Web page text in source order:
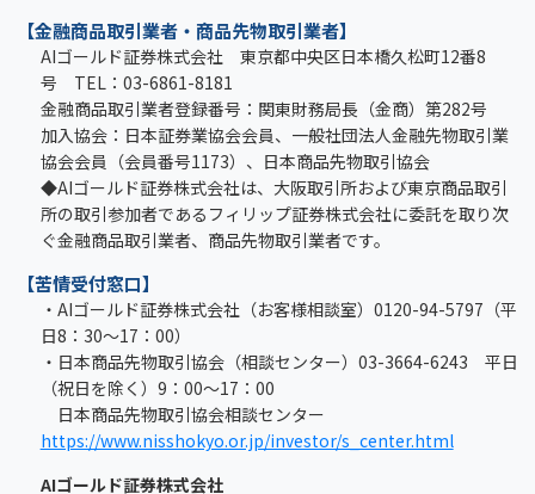
【金融商品取引業者・商品先物取引業者】
AIゴールド証券株式会社 東京都中央区日本橋久松町12番8
号 TEL：03-6861-8181
金融商品取引業者登録番号：関東財務局長（金商）第282号
加入協会：日本証券業協会会員、一般社団法人金融先物取引業
協会会員（会員番号1173）、日本商品先物取引協会
◆AIゴールド証券株式会社は、大阪取引所および東京商品取引
所の取引参加者であるフィリップ証券株式会社に委託を取り次
ぐ金融商品取引業者、商品先物取引業者です。
【苦情受付窓口】
・AIゴールド証券株式会社（お客様相談室）0120-94-5797（平
日8：30～17：00）
・日本商品先物取引協会（相談センター）03-3664-6243 平日
（祝日を除く）9：00～17：00
日本商品先物取引協会相談センター
https://www.nisshokyo.or.jp/investor/s_center.html
AIゴールド証券株式会社